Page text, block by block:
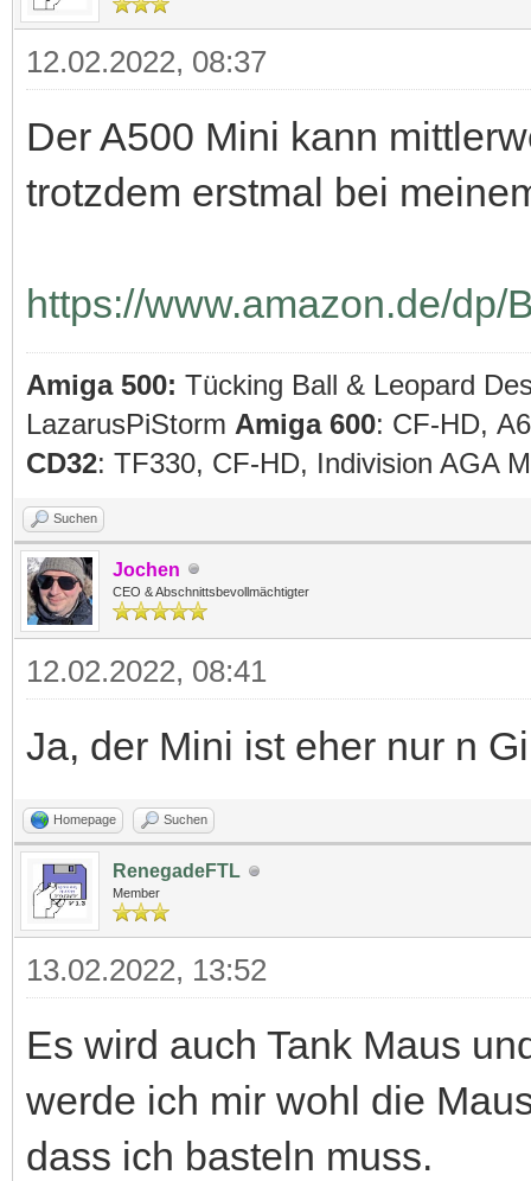
12.02.2022, 08:37
Der A500 Mini kann
trotzdem erstmal bei
https://www.amazon.de/
Amiga 500: Tücking Ball & Leopard
LazarusPiStorm Amiga 600: CF-HD,
CD32: TF330, CF-HD, Indivision AGA
Suchen
Jochen
CEO & Abschnittsbevollmächtigter
12.02.2022, 08:41
Ja, der Mini ist eher nur n
Homepage Suchen
RenegadeFTL
Member
13.02.2022, 13:52
Es wird auch Tank Maus
werde ich mir wohl die
dass ich basteln muss.